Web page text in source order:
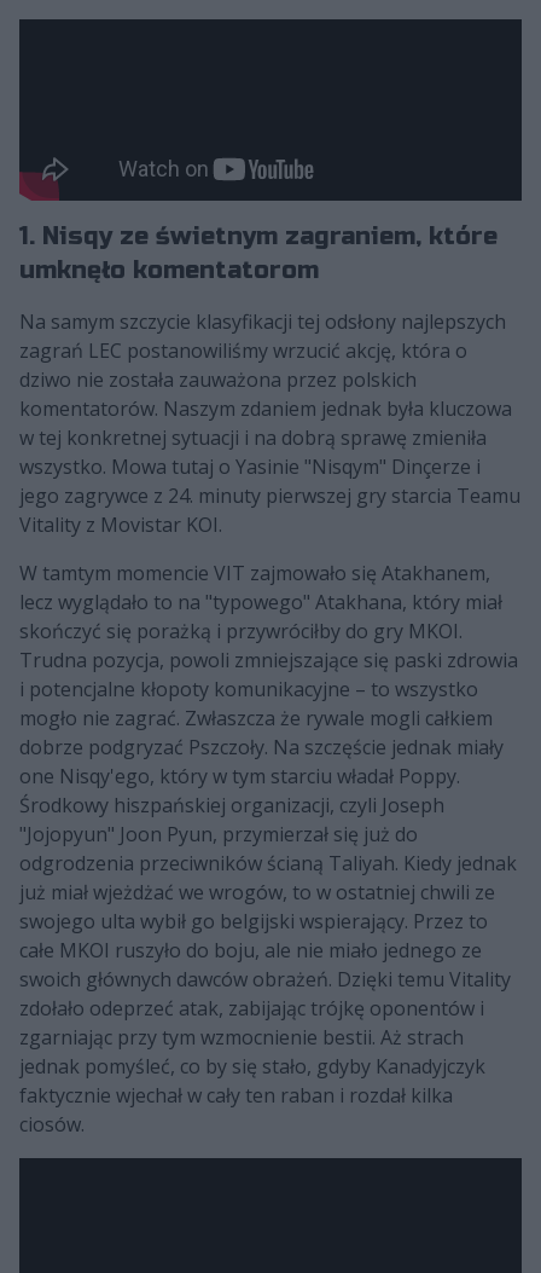
1. Nisqy ze świetnym zagraniem, które
umknęło komentatorom
Na samym szczycie klasyfikacji tej odsłony najlepszych
zagrań LEC postanowiliśmy wrzucić akcję, która o
dziwo nie została zauważona przez polskich
komentatorów. Naszym zdaniem jednak była kluczowa
w tej konkretnej sytuacji i na dobrą sprawę zmieniła
wszystko. Mowa tutaj o Yasinie "Nisqym" Dinçerze i
jego zagrywce z 24. minuty pierwszej gry starcia Teamu
Vitality z Movistar KOI.
W tamtym momencie VIT zajmowało się Atakhanem,
lecz wyglądało to na "typowego" Atakhana, który miał
skończyć się porażką i przywróciłby do gry MKOI.
Trudna pozycja, powoli zmniejszające się paski zdrowia
i potencjalne kłopoty komunikacyjne – to wszystko
mogło nie zagrać. Zwłaszcza że rywale mogli całkiem
dobrze podgryzać Pszczoły. Na szczęście jednak miały
one Nisqy'ego, który w tym starciu władał Poppy.
Środkowy hiszpańskiej organizacji, czyli Joseph
"Jojopyun" Joon Pyun, przymierzał się już do
odgrodzenia przeciwników ścianą Taliyah. Kiedy jednak
już miał wjeżdżać we wrogów, to w ostatniej chwili ze
swojego ulta wybił go belgijski wspierający. Przez to
całe MKOI ruszyło do boju, ale nie miało jednego ze
swoich głównych dawców obrażeń. Dzięki temu Vitality
zdołało odeprzeć atak, zabijając trójkę oponentów i
zgarniając przy tym wzmocnienie bestii. Aż strach
jednak pomyśleć, co by się stało, gdyby Kanadyjczyk
faktycznie wjechał w cały ten raban i rozdał kilka
ciosów.